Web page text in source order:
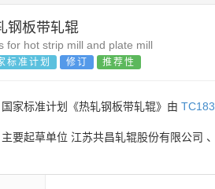
钢板带轧辊
for hot strip mill and plate mill
标准计划 修订 推荐性
国家标准计划《热轧钢板带轧辊》由 TC183
主要起草单位 江苏共昌轧辊股份有限公司 、